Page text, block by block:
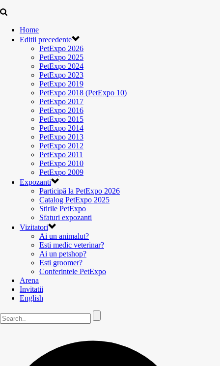
Home
Editii precedente
PetExpo 2026
PetExpo 2025
PetExpo 2024
PetExpo 2023
PetExpo 2019
PetExpo 2018 (PetExpo 10)
PetExpo 2017
PetExpo 2016
PetExpo 2015
PetExpo 2014
PetExpo 2013
PetExpo 2012
PetExpo 2011
PetExpo 2010
PetExpo 2009
Expozanti
Participă la PetExpo 2026
Catalog PetExpo 2025
Stirile PetExpo
Sfaturi expozanti
Vizitatori
Ai un animalut?
Esti medic veterinar?
Ai un petshop?
Esti groomer?
Conferintele PetExpo
Arena
Invitatii
English